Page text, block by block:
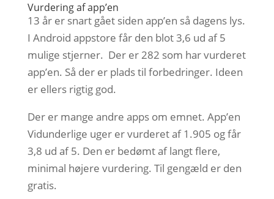
Vurdering af app’en
13 år er snart gået siden app’en så dagens lys.
I Android appstore får den blot 3,6 ud af 5
mulige stjerner. Der er 282 som har vurderet
app’en. Så der er plads til forbedringer. Ideen
er ellers rigtig god.
Der er mange andre apps om emnet. App’en
Vidunderlige uger er vurderet af 1.905 og får
3,8 ud af 5. Den er bedømt af langt flere,
minimal højere vurdering. Til gengæld er den
gratis.